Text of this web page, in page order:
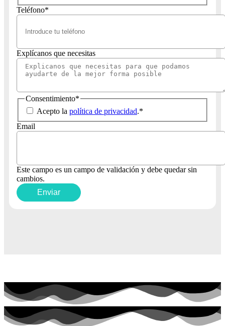
Teléfono*
Explícanos que necesitas
Consentimiento*
Acepto la política de privacidad.*
Email
Este campo es un campo de validación y debe quedar sin
cambios.